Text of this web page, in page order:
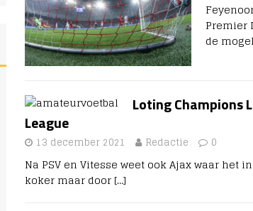
Premier
de
Loting Champions
League
13 december 2021 Redactie 0
Na PSV en Vitesse weet ook Ajax waar het
koker maar door […]